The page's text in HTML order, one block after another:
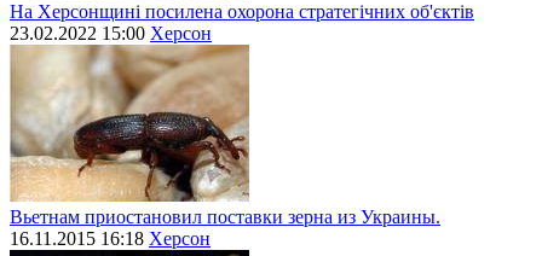
На Херсонщині посилена охорона стратегічних об'єктів
23.02.2022 15:00 Херсон
Вьетнам приостановил поставки зерна из Украины.
16.11.2015 16:18 Херсон